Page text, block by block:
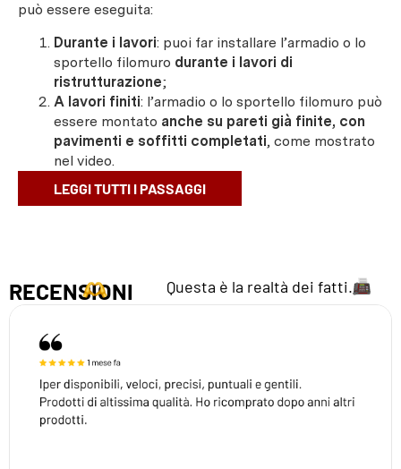
può essere eseguita:
Durante i lavori: puoi far installare l’armadio o lo
sportello filomuro durante i lavori di
ristrutturazione;
A lavori finiti: l’armadio o lo sportello filomuro può
essere montato anche su pareti già finite, con
pavimenti e soffitti completati, come mostrato
nel video.
LEGGI TUTTI I PASSAGGI
RECENSIONI Questa è la realtà dei fatti.